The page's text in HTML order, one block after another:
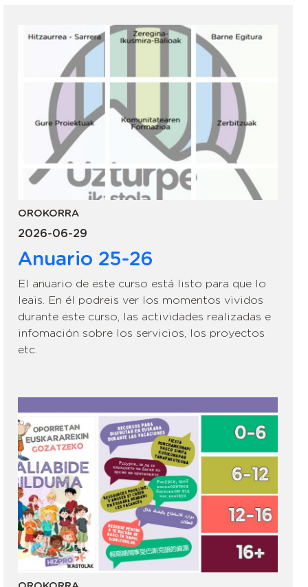
OROKORRA
2026-06-29
Anuario 25-26
El anuario de este curso está listo para que lo
leais. En él podreis ver los momentos vividos
durante este curso, las actividades realizadas e
infomación sobre los servicios, los proyectos
etc.